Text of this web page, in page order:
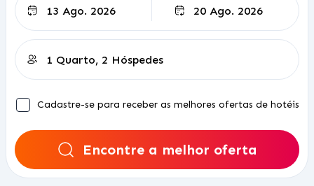
Cadastre-se para receber as melhores ofertas de hotéis
Encontre a melhor oferta